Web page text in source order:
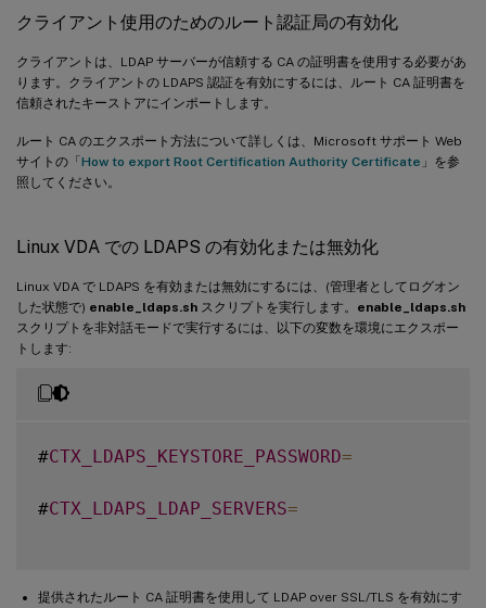
クライアント使用のためのルート認証局の有効化
クライアントは、LDAP サーバーが信頼する CA の証明書を使用する必要があ
ります。クライアントの LDAPS 認証を有効にするには、ルート CA 証明書を
信頼されたキーストアにインポートします。
ルート CA のエクスポート方法について詳しくは、Microsoft サポート Web
サイトの「How to export Root Certification Authority Certificate 」を参
照してください。
Linux VDA での LDAPS の有効化または無効化
Linux VDA で LDAPS を有効または無効にするには、(管理者としてログオン
した状態で) enable_ldaps.sh スクリプトを実行します。 enable_ldaps.sh
スクリプトを非対話モードで実行するには、以下の変数を環境にエクスポー
トします:
#CTX_LDAPS_KEYSTORE_PASSWORD=
#CTX_LDAPS_LDAP_SERVERS=
提供されたルート CA 証明書を使用して LDAP over SSL/TLS を有効にす